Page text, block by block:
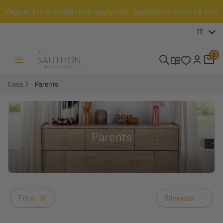
Paga in 3 rate senza costi aggiuntivi! Spedizione entro 48 ore!
IT
Menu Apri/Chiudi
0
Casa Parents
Parents
Filtro Rilevanza